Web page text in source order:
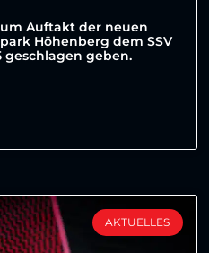
Auftakt der neuen
Höhenberg dem SSV
geschlagen geben.
AKTUELLES